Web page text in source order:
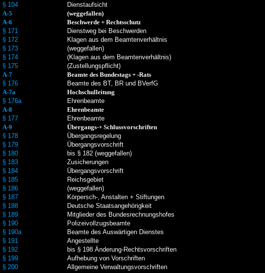
§ 104
Dienstaufsicht
A-5
(weggefallen)
A-6
Beschwerde + Rechtsschutz
§ 171
§ 172
§ 173
§ 174
§ 175
Dienstweg bei Beschwerden
Klagen aus dem Beamtenverhältnis
(weggefallen)
(Klagen aus dem Beamtenverhältnis)
(Zustellungspflicht)
A-7
Beamte des Bundestags + -Rats
§ 176
Beamte des BT, BR und BVerfG
A-7a
Hochschulleitung
§ 176a
Ehrenbeamte
A-8
Ehrenbeamte
§ 177
Ehrenbeamte
A-9
Übergangs-+ Schlussvorschriften
§ 178
§ 179
§ 180
§ 183
§ 184
§ 185
§ 186
§ 187
§ 188
§ 189
§ 190
§ 190a
§ 191
§ 192
§ 199
§ 200
Übergangsregelung
Übergangsvorschrift
bis § 182 (weggefallen)
Zusicherungen
Übergangsvorschrift
Reichsgebiet
(weggefallen)
Körpersch-, Anstalten + Stiftungen
Deutsche Staatsangehörigkeit
Mitglieder des Bundesrechnungshofes
Polizeivollzugsbeamte
Beamte des Auswärtigen Dienstes
Angestellte
bis § 198 Änderung-Rechtsvorschriften
Aufhebung von Vorschriften
Allgemeine Verwaltungsvorschriften